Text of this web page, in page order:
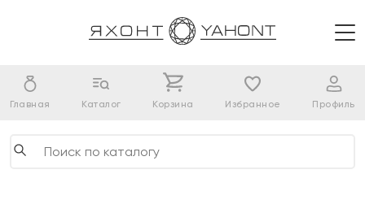
Главная Каталог Корзина Избранное Профиль